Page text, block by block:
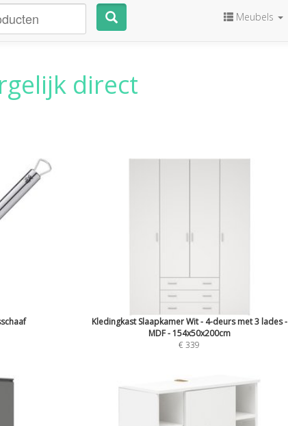
Meubels
direct
Kledingkast Slaapkamer Wit - 4-deurs met 3 lades -
MDF - 154x50x200cm
€ 339